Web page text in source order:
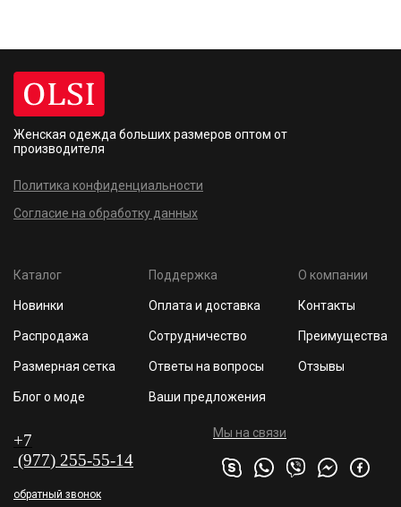
Женская одежда больших размеров оптом от
производителя
Политика конфиденциальности
Согласие на обработку данных
Каталог
Новинки
Распродажа
Размерная сетка
Блог о моде
Поддержка
Оплата и доставка
Сотрудничество
Ответы на вопросы
Ваши предложения
О компании
Контакты
Преимущества
Отзывы
+7
(977) 255-55-14
обратный звонок
Мы на связи